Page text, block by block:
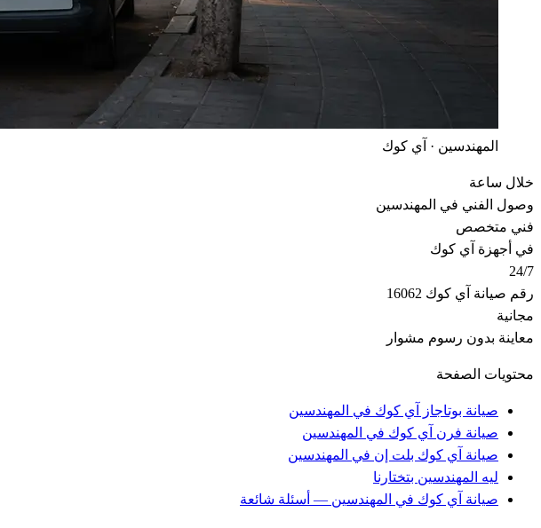
المهندسين · آي كوك
خلال ساعة
وصول الفني في المهندسين
فني متخصص
في أجهزة آي كوك
24/7
رقم صيانة آي كوك 16062
مجانية
معاينة بدون رسوم مشوار
محتويات الصفحة
صيانة بوتاجاز آي كوك في المهندسين
صيانة فرن آي كوك في المهندسين
صيانة آي كوك بلت إن في المهندسين
ليه المهندسين بتختارنا
صيانة آي كوك في المهندسين — أسئلة شائعة